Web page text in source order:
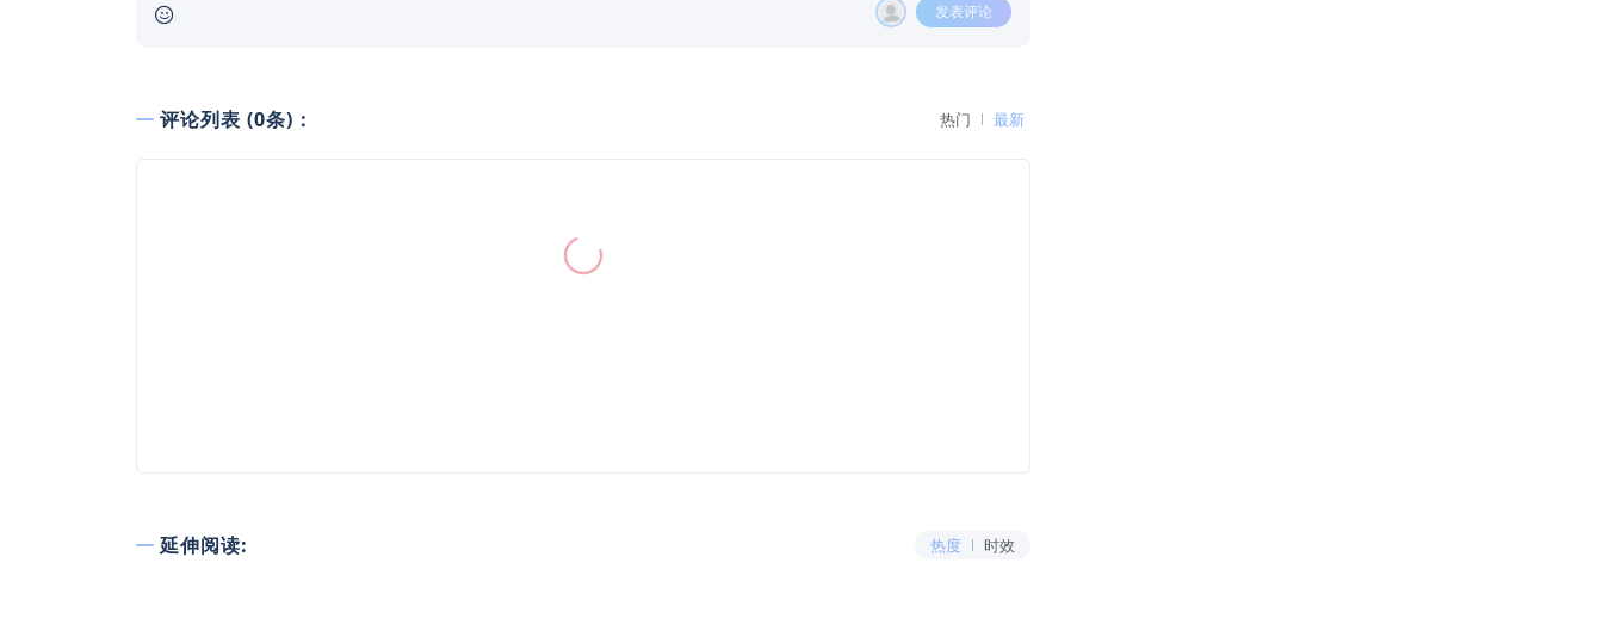
发表评论
评论列表 (0条)： 热门 最新
延伸阅读: 热度 时效